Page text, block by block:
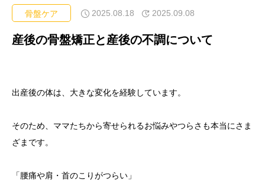
骨盤ケア 2025.08.18 2025.09.08
産後の骨盤矯正と産後の不調について
出産後の体は、大きな変化を経験しています。
そのため、ママたちから寄せられるお悩みやつらさも本当にさま
ざまです。
「腰痛や肩・首のこりがつらい」